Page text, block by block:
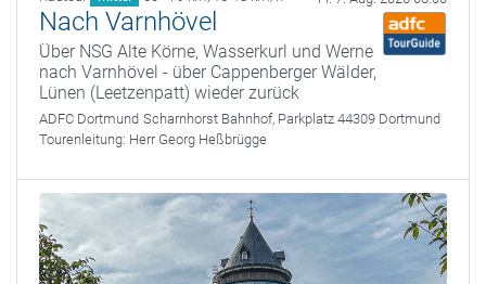
Nach Varnhövel
Über NSG Alte Körne, Wasserkurl und Werne
nach Varnhövel - über Cappenberger Wälder,
Lünen (Leetzenpatt) wieder zurück
ADFC Dortmund Scharnhorst Bahnhof, Parkplatz 44309 Dortmund
Tourenleitung: Herr Georg Heßbrügge